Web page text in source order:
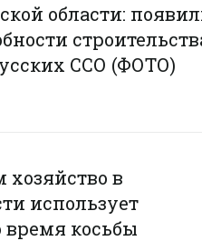
области:
ССО (ФОТО)
хозяйство в
использует
время косьбы